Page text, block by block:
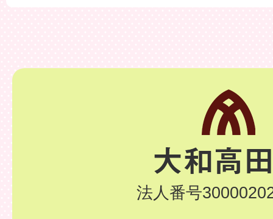
法人番号